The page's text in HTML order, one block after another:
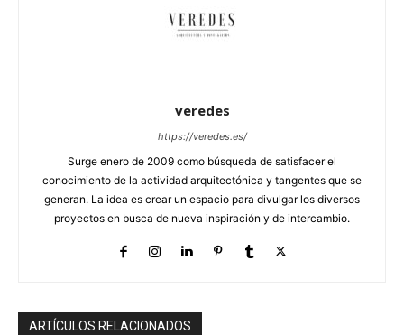
veredes
https://veredes.es/
Surge enero de 2009 como búsqueda de satisfacer el
conocimiento de la actividad arquitectónica y tangentes que se
generan. La idea es crear un espacio para divulgar los diversos
proyectos en busca de nueva inspiración y de intercambio.
ARTÍCULOS RELACIONADOS